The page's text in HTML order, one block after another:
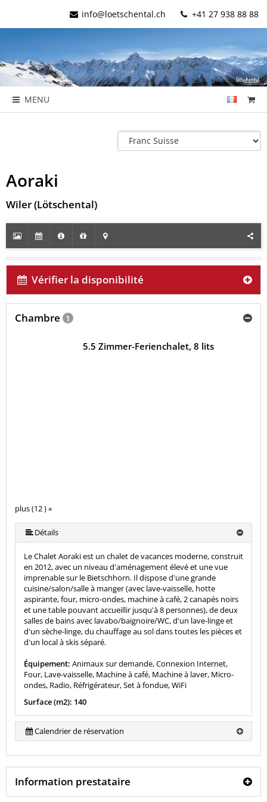
info@loetschental.ch +41 27 938 88 88
MENU
Aoraki
Wiler (Lötschental)
Vérifier la disponibilité
Chambre 1
plus (12 ) »
plus (12 ) »
plus (12 ) »
plus (12 ) »
plus (12 ) »
plus (12 ) »
plus (12 ) »
plus (12 ) »
plus (12 ) »
5.5 Zimmer-Ferienchalet, 8 lits
Détails
Le Chalet Aoraki est un chalet de vacances moderne, construit
en 2012, avec un niveau d'aménagement élevé et une vue
imprenable sur le Bietschhorn. Il dispose d'une grande
cuisine/salon/salle à manger (avec lave-vaisselle, hotte
aspirante, four, micro-ondes, machine à café, 2 canapés noirs
et une table pouvant accueillir jusqu'à 8 personnes), de deux
salles de bains avec lavabo/baignoire/WC, d'un lave-linge et
d'un sèche-linge, du chauffage au sol dans toutes les pièces et
d'un local à skis séparé.
Équipement: Animaux sur demande, Connexion Internet,
Four, Lave-vaisselle, Machine à café, Machine à laver, Micro-
ondes, Radio, Réfrigérateur, Set à fondue, WiFi
Surface (m2): 140
Calendrier de réservation
Information prestataire